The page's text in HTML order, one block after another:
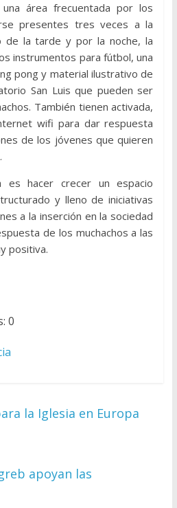
área frecuentada por los
presentes tres veces a la
de la tarde y por la noche, la
instrumentos para fútbol, una
pong y material ilustrativo de
San Luis que pueden ser
También tienen activada,
wifi para dar respuesta
de los jóvenes que quieren
es hacer crecer un espacio
y lleno de iniciativas
a la inserción en la sociedad
de los muchachos a las
positiva.
0
la Iglesia en Europa
apoyan las